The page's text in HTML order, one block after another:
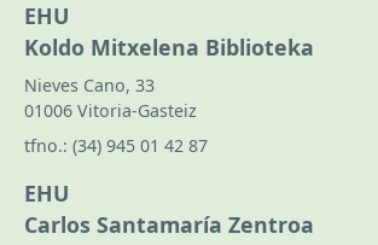
EHU
Koldo Mitxelena Biblioteka
Nieves Cano, 33
01006 Vitoria-Gasteiz
tfno.: (34) 945 01 42 87
EHU
Carlos Santamaría Zentroa